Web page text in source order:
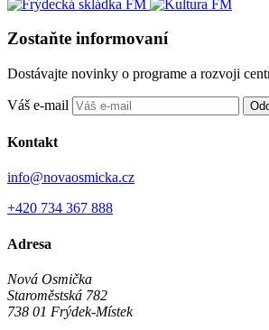
Zostaňte informovaní
Dostávajte novinky o programe a rozvoji
Váš e-mail
Kontakt
info@novaosmicka.cz
+420 734 367 888
Adresa
Nová Osmička
Staroměstská 782
738 01 Frýdek-Místek